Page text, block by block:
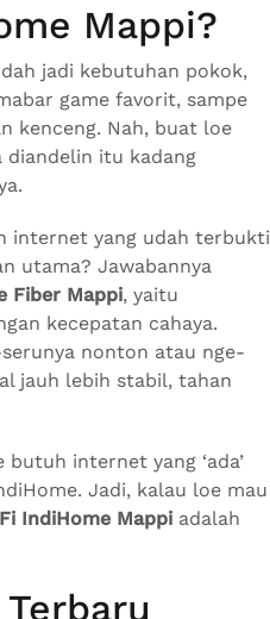
Mappi?
jadi kebutuhan pokok,
game favorit, sampe
kenceng. Nah, buat loe
diandelin itu kadang
internet yang udah terbukti
utama? Jawabannya
Fiber Mappi, yaitu
kecepatan cahaya.
nonton atau nge-
jauh lebih stabil, tahan
internet yang ‘ada’
Jadi, kalau loe mau
IndiHome Mappi adalah